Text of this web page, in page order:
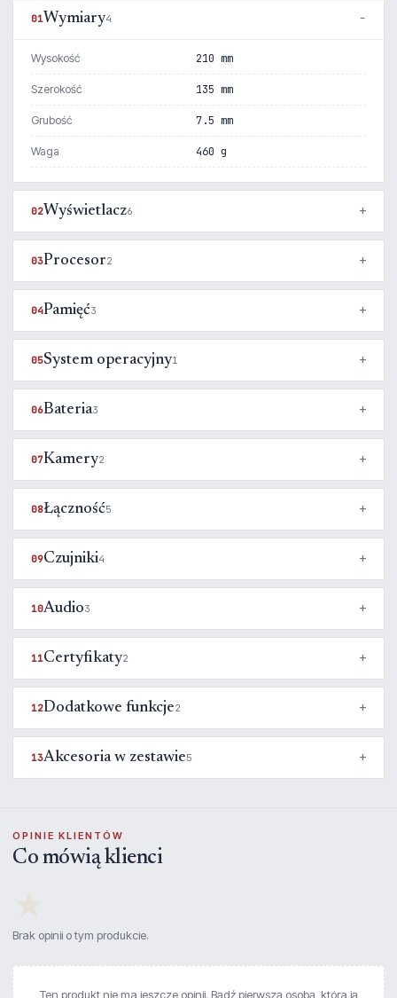
01Wymiary4
Wysokość 210 mm
Szerokość 135 mm
Grubość 7.5 mm
Waga 460 g
02Wyświetlacz6
03Procesor2
04Pamięć3
05System operacyjny1
06Bateria3
07Kamery2
08Łączność5
09Czujniki4
10Audio3
11Certyfikaty2
12Dodatkowe funkcje2
13Akcesoria w zestawie5
OPINIE KLIENTÓW
Co mówią klienci
Brak opinii o tym produkcie.
Ten produkt nie ma jeszcze opinii. Bądź pierwszą osobą, która ją